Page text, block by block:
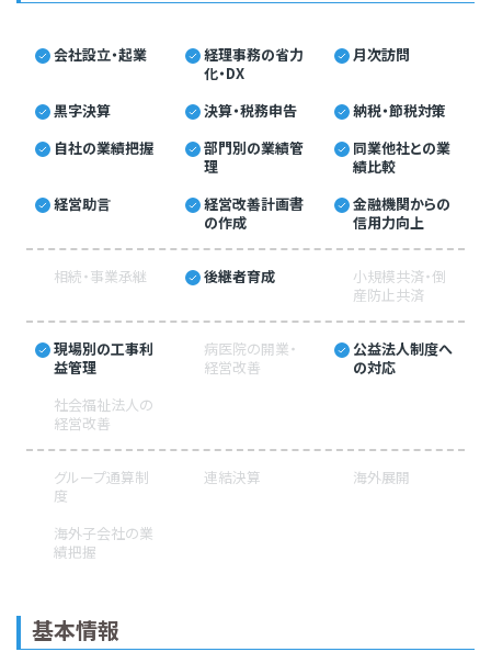
会社設立・起業
経理事務の省力
化・DX
月次訪問
黒字決算 決算・税務申告
納税・節税対策
自社の業績把握
部門別の業績管
理
同業他社との業
績比較
経営助言
経営改善計画書
の作成
金融機関からの
信用力向上
相続・事業承継 後継者育成
小規模共済・倒
産防止共済
現場別の工事利
益管理
病医院の開業・
経営改善
公益法人制度へ
の対応
社会福祉法人の
経営改善
グループ通算制
度
連結決算 海外展開
海外子会社の業
績把握
基本情報